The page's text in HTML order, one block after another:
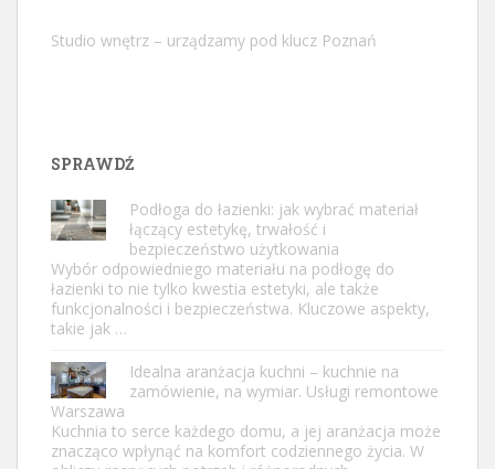
Studio wnętrz – urządzamy pod klucz Poznań
SPRAWDŹ
Podłoga do łazienki: jak wybrać materiał
łączący estetykę, trwałość i
bezpieczeństwo użytkowania
Wybór odpowiedniego materiału na podłogę do
łazienki to nie tylko kwestia estetyki, ale także
funkcjonalności i bezpieczeństwa. Kluczowe aspekty,
takie jak …
Idealna aranżacja kuchni – kuchnie na
zamówienie, na wymiar. Usługi remontowe
Warszawa
Kuchnia to serce każdego domu, a jej aranżacja może
znacząco wpłynąć na komfort codziennego życia. W